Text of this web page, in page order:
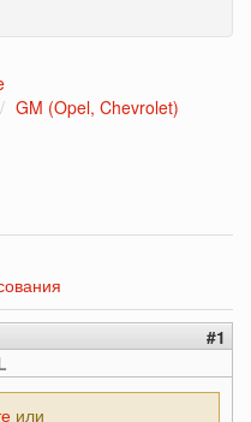
GM (Opel, Chevrolet)
#1
или